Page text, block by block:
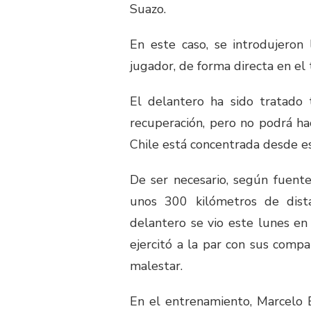
Suazo.
En este caso, se
jugador, de forma directa en
El delantero ha sido tratado
recuperación, pero no podrá
Chile está concentrada desde
De ser necesario, según
unos 300 kilómetros de
delantero se vio este lunes
ejercitó a la par con sus
malestar.
En el entrenamiento, Marcelo